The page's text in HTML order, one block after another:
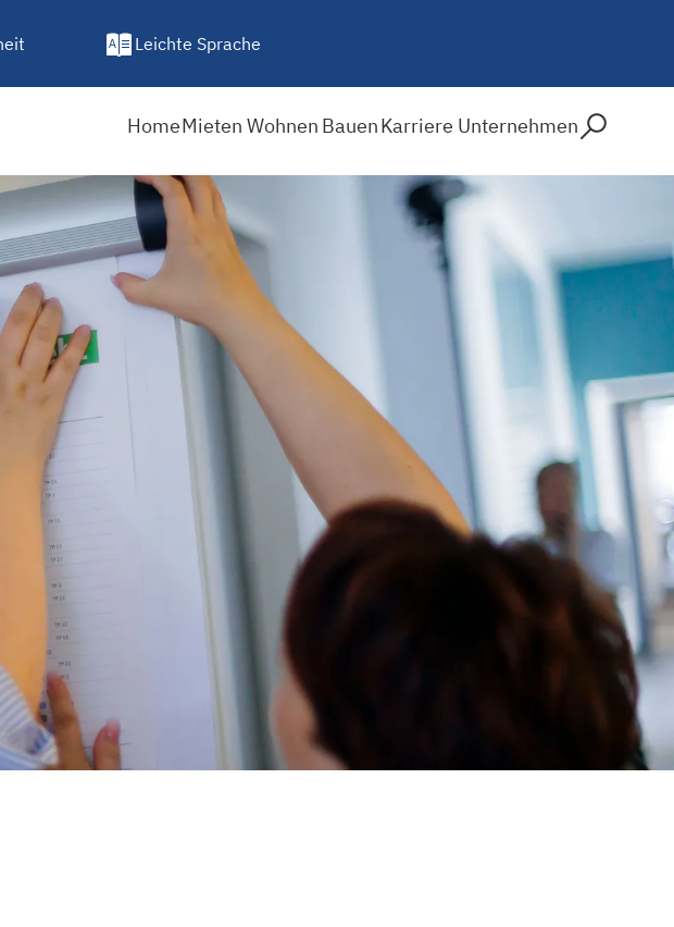
Leichte Sprache
HomeMieten Wohnen BauenKarriere Unternehmen